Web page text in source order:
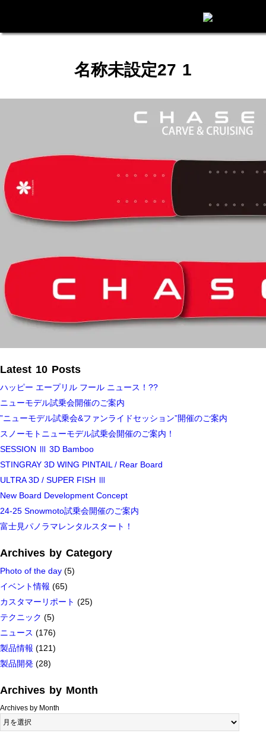
名称未設定27 1
Latest 10 Posts
ハッピー エープリル フール ニュース！??
ニューモデル試乗会開催のご案内
”ニューモデル試乗会&ファンライドセッション”開催のご案内
スノーモトニューモデル試乗会開催のご案内！
SESSION Ⅲ 3D Bamboo
STINGRAY 3D WING PINTAIL / Rear Board
ULTRA 3D / SUPER FISH Ⅲ
New Board Development Concept
24-25 Snowmoto試乗会開催のご案内
富士見パノラマレンタルスタート！
Archives by Category
Photo of the day (5)
イベント情報 (65)
カスタマーリポート (25)
テクニック (5)
ニュース (176)
製品情報 (121)
製品開発 (28)
Archives by Month
Archives by Month